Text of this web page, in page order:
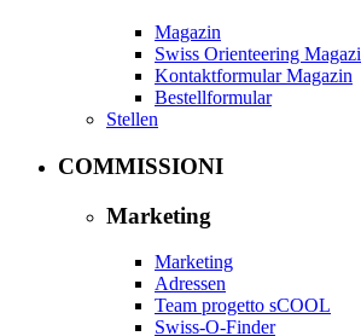
Magazin
Swiss Orienteering
Kontaktformular Magazin
Bestellformular
Stellen
COMMISSIONI
Marketing
Marketing
Adressen
Team progetto sCOOL
Swiss-O-Finder